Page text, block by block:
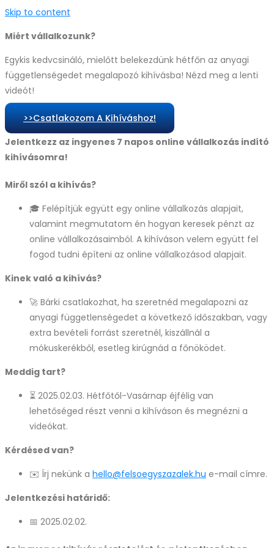
Skip to content
Miért vállalkozunk?
Egykis kedvcsináló, mielőtt belekezdünk hétfőn az anyagi
függetlenségedet megalapozó kihívásba! Nézd meg a lenti
videót!
>>Csatlakozom A Kihíváshoz!
Jelentkezz az ingyenes 7 napos online vállalkozás indító
kihívásomra!
Miről szól a kihívás?
🎓 Felépítjük együtt egy online vállalkozás alapjait,
valamint megmutatom én hogyan keresek pénzt az
online vállalkozásaimból. A kihíváson velem együtt fel
fogod tudni építeni az online vállalkozásod alapjait.
Kinek való a kihívás?
🚀 Bárki csatlakozhat, ha szeretnéd megalapozni az
anyagi függetlenségedet a következő időszakban, vagy
extra bevételi forrást szeretnél, kiszállnál a
mókuskerékből, esetleg kirúgnád a főnöködet.
Meddig tart?
⏳ 2025.02.03. Hétfőtől-Vasárnap éjfélig van
lehetőséged részt venni a kihíváson és megnézni a
videókat.
Kérdésed van?
✉️ Írj nekünk a hello@felsoegyszazalek.hu e-mail címre.
Jelentkezési határidő:
📅 2025.02.02.